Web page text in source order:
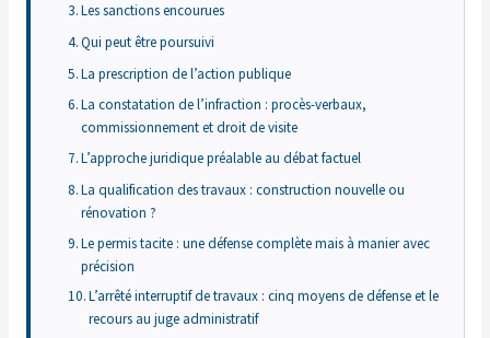
Les sanctions encourues
Qui peut être poursuivi
La prescription de l’action publique
La constatation de l’infraction : procès-verbaux,
commissionnement et droit de visite
L’approche juridique préalable au débat factuel
La qualification des travaux : construction nouvelle ou
rénovation ?
Le permis tacite : une défense complète mais à manier avec
précision
L’arrêté interruptif de travaux : cinq moyens de défense et le
recours au juge administratif